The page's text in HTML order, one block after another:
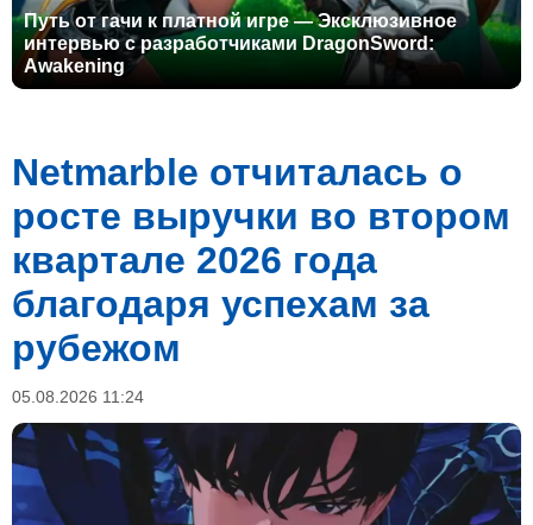
Путь от гачи к платной игре — Эксклюзивное
интервью с разработчиками DragonSword:
Awakening
Netmarble отчиталась о
росте выручки во втором
квартале 2026 года
благодаря успехам за
рубежом
05.08.2026 11:24